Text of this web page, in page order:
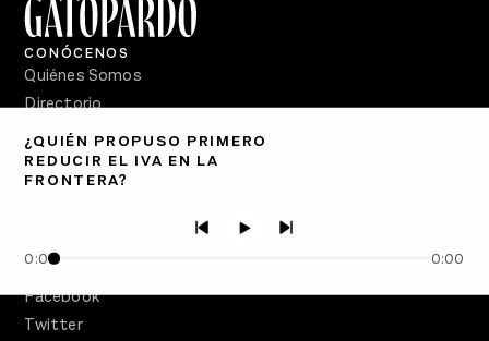
¿QUIÉN PROPUSO PRIMERO
REDUCIR EL IVA EN LA
FRONTERA?
0:00 0:00
CONÓCENOS
Quiénes Somos
Directorio
PÓDCASTS
Semanario Gatopardo
Facebook
Twitter